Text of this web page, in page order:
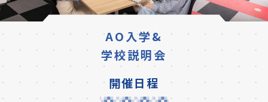
AO入学&
学校説明会
開催日程